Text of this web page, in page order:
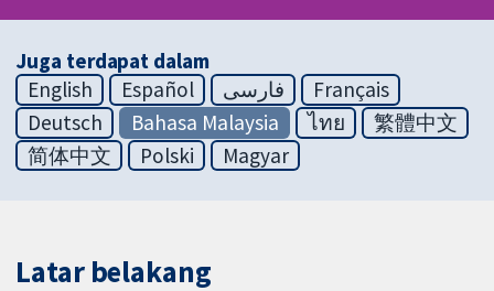
Juga terdapat dalam
English
Español فارسی
Français
Deutsch
Bahasa Malaysia ไทย
繁體中文
简体中文
Polski Magyar
Latar belakang